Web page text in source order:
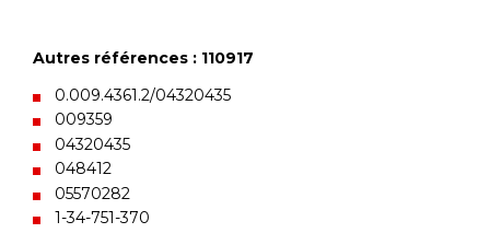
Autres références : 110917
0.009.4361.2/04320435
009359
04320435
048412
05570282
1-34-751-370